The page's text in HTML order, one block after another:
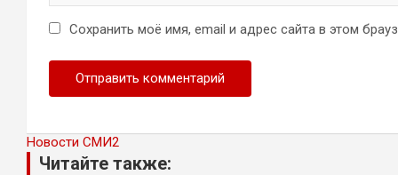
Сохранить моё имя, email и адрес сайта в этом
Новости СМИ2
Читайте также: